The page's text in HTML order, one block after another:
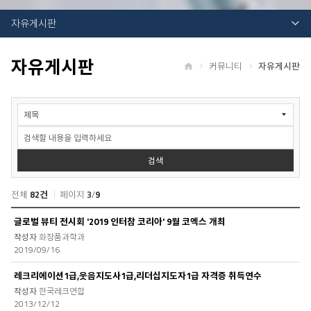
자유게시판
자유게시판 커뮤니티 자유게시판
자
시
검
검색
전체 82건 페이지3/9
자
유
게
시
판
목
록
글로벌 뷰티 전시회 '2019 인터참 코리아' 9월 코엑스 개최
화장품과학과
2019/09/16
레크리에이션1급,웃음지도사1급,리더십지도자1급 자격증 취득연수
한국레크연합
2013/12/12